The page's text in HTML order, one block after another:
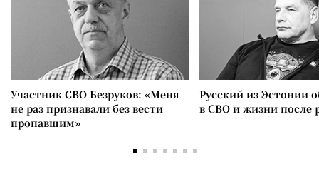
Участник СВО Безруков: «Меня
не раз признавали без вести
пропавшим»
Русский из Эстонии
в СВО и жизни после